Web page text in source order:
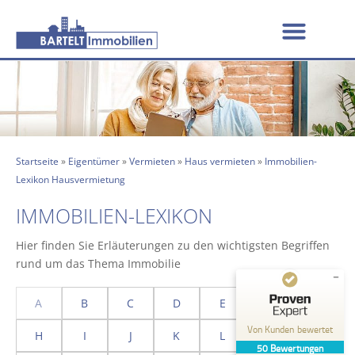
Von Kunden bewertet
50 Bewertungen
Kundenbewertungen und Erfahrungen zu
BARTELT Immobilien
Startseite » Eigentümer»Vermieten» Haus vermieten» Immobilien-
Lexikon Hausvermietung
IMMOBILIEN-LEXIKON
Hier finden Sie Erläuterungen zu den wichtigsten Begriffen
rund um das Thema Immobilie
A B C D E F G
H I J K L M N